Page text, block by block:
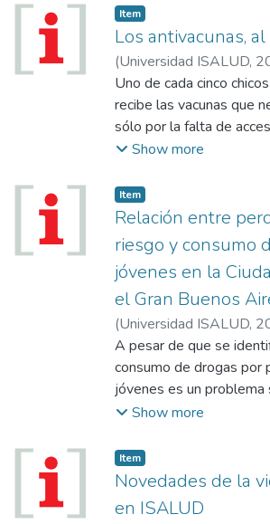
los argentinos, que
sanitarias, y nos proteja
todos frente a la
enfermedad...
de tecnologías y de
propuestas para la
del sistema de salud y
sanitarios de Estado en
distintos partidos
Item
Los antivacunas,
(Universidad ISALUD,
Uno de cada cinco
recibe las vacunas que
sólo por la falta de
países desarrollados una
sorpresivos brotes en
Europa de
encendieron las alarmas.
Show more
Item
Relación entre
riesgo y consumo
jóvenes en la
el Gran Buenos
(Universidad ISALUD,
Elsa
A pesar de que se
consumo de drogas por
jóvenes es un problema
importancia, la
grupo, con frecuencia,
prejuicios y de
una falta de información
conocimiento de esta
Show more
Item
Novedades de la
en ISALUD